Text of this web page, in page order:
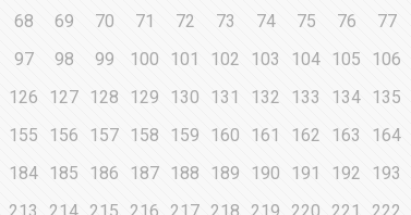
68 69 70 71 72 73 74 75 76 77
97 98 99 100 101 102 103 104 105 106
126 127 128 129 130 131 132 133 134 135
155 156 157 158 159 160 161 162 163 164
184 185 186 187 188 189 190 191 192 193